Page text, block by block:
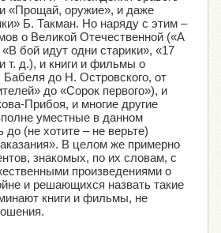
«Прощай, оружие», и даже
Б. Такман. Но наряду с этим –
о Великой Отечественной («А
бой идут одни старики», «17
т. д.), и книги и фильмы о
Бабеля до Н. Островского, от
до «Сорок первого»), и
Прибоя, и многие другие
уместные в данном
до (не хотите – не верьте)
В целом же примерно
знакомых, по их словам, с
произведениями о
и решающихся назвать такие
книги и фильмы, не